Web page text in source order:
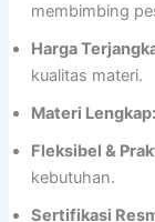
membimbing
Harga
kualitas materi.
Materi Lengkap:
Fleksibel &
kebutuhan.
Sertifikasi